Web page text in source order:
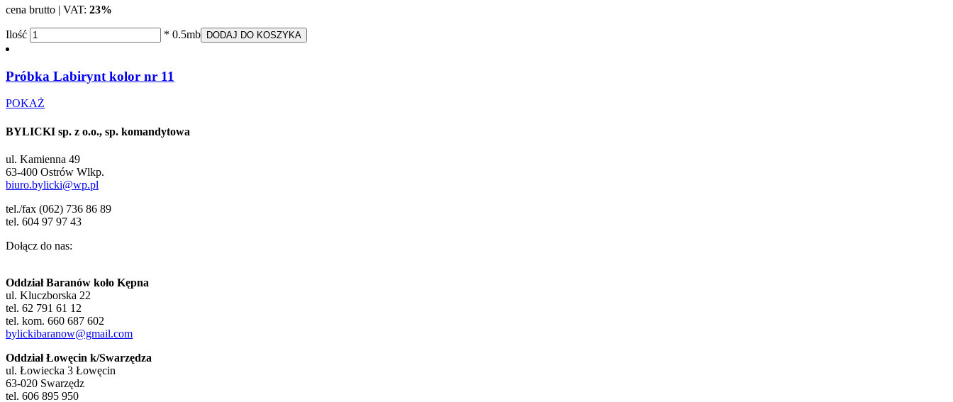
cena brutto | VAT: 23%
Ilość * 0.5mb DODAJ DO KOSZYKA
Próbka Labirynt kolor nr 11
POKAŻ
BYLICKI sp. z o.o., sp. komandytowa
ul. Kamienna 49
63-400 Ostrów Wlkp.
biuro.bylicki@wp.pl
tel./fax (062) 736 86 89
tel. 604 97 97 43
Dołącz do nas:
Oddział Baranów koło Kępna
ul. Kluczborska 22
tel. 62 791 61 12
tel. kom. 660 687 602
bylickibaranow@gmail.com
Oddział Łowęcin k/Swarzędza
ul. Łowiecka 3 Łowęcin
63-020 Swarzędz
tel. 606 895 950